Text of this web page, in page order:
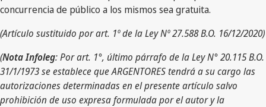
concurrencia de público a los mismos sea gratuita.
(Artículo sustituido por art. 1º de la Ley Nº 27.588 B.O. 16/12/2020)
(Nota Infoleg: Por art. 1°, último párrafo de la Ley N° 20.115 B.O.
31/1/1973 se establece que ARGENTORES tendrá a su cargo las
autorizaciones determinadas en el presente artículo salvo
prohibición de uso expresa formulada por el autor y la